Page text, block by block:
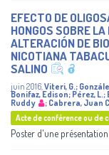
EFECTO DE
HONGOS SOBRE
ALTERACIÓN DE
NICOTIANA
SALINO
juin 2016 Viteri, G.;
Bonifaz, Edison; Pérez, L.;
Ruddy
; Cabrera, Juan
Acte de conférence ou de
Poster d'une